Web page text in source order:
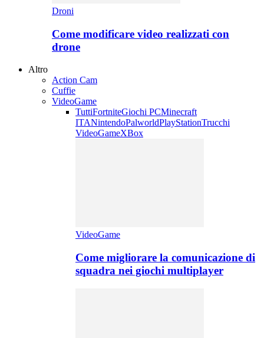
Droni
Come modificare video realizzati con
drone
Altro
Action Cam
Cuffie
VideoGame
TuttiFortniteGiochi PCMinecraft
ITANintendoPalworldPlayStationTrucchi
VideoGameXBox
VideoGame
Come migliorare la comunicazione di
squadra nei giochi multiplayer